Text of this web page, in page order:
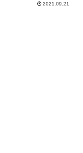
2021.09.21